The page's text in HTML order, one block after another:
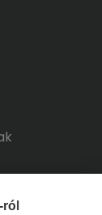
meg a